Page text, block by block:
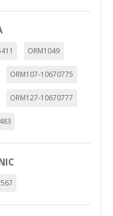
ORM1049
ORM107-10670775
ORM127-10670777